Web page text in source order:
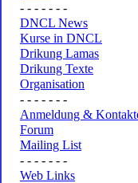
- - - - - - -
DNCL News
Kurse in DNCL
Drikung Lamas
Drikung Texte
Organisation
- - - - - - -
Anmeldung &
Forum
Mailing List
- - - - - - -
Web Links